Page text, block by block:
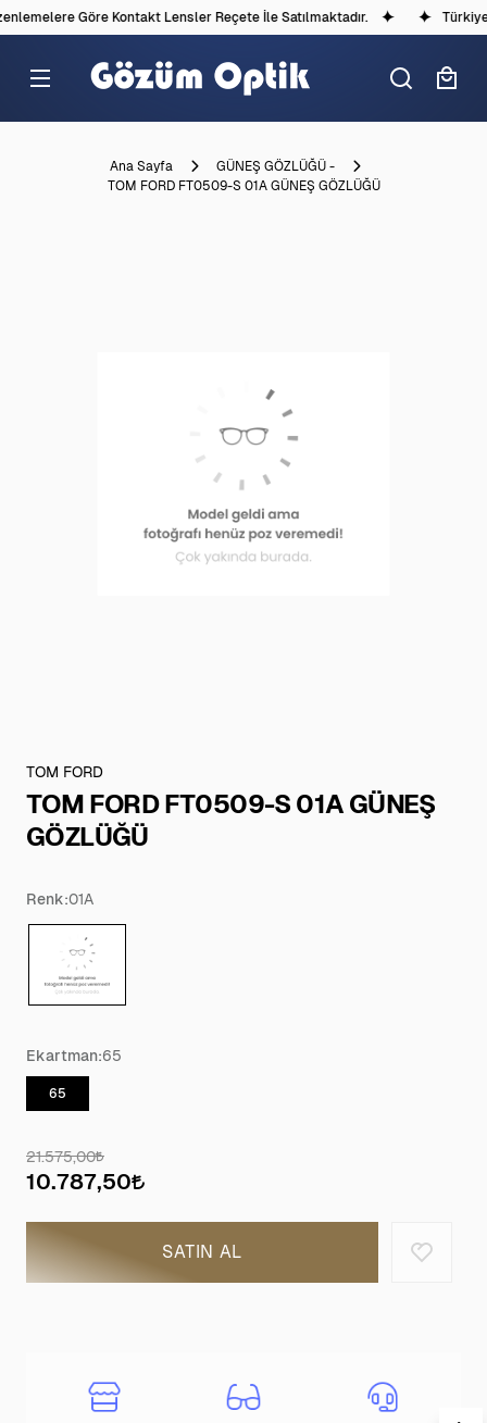
Göre Kontakt Lensler Reçete İle Satılmaktadır.
Ana Sayfa
GÜNEŞ GÖZLÜĞÜ -
TOM FORD FT0509-S 01A GÜNEŞ GÖZLÜĞÜ
TOM FORD
TOM FORD FT0509-S 01A GÜNEŞ
GÖZLÜĞÜ
Renk:01A
Ekartman:65
65
21.575,00
10.787,50
SATIN AL